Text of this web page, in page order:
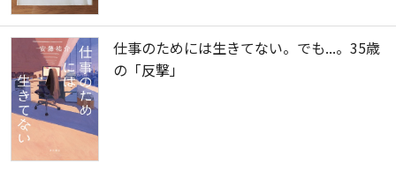
仕事のためには生きてない。でも...。35歳
の「反撃」